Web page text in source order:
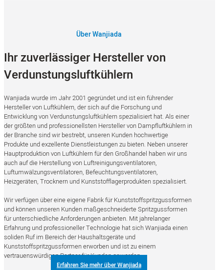
Über Wanjiada
Ihr zuverlässiger Hersteller von
Verdunstungsluftkühlern
Wanjiada wurde im Jahr 2001 gegründet und ist ein führender
Hersteller von Luftkühlern, der sich auf die Forschung und
Entwicklung von Verdunstungsluftkühlern spezialisiert hat. Als einer
der größten und professionellsten Hersteller von Dampfluftkühlern in
der Branche sind wir bestrebt, unseren Kunden hochwertige
Produkte und exzellente Dienstleistungen zu bieten. Neben unserer
Hauptproduktion von Luftkühlern für den Großhandel haben wir uns
auch auf die Herstellung von Luftreinigungsventilatoren,
Luftumwälzungsventilatoren, Befeuchtungsventilatoren,
Heizgeräten, Trocknern und Kunststofflagerprodukten spezialisiert.
Wir verfügen über eine eigene Fabrik für Kunststoffspritzgussformen
und können unseren Kunden maßgeschneiderte Spritzgussformen
für unterschiedliche Anforderungen anbieten. Mit jahrelanger
Erfahrung und professioneller Technologie hat sich Wanjiada einen
soliden Ruf im Bereich der Haushaltsgeräte und
Kunststoffspritzgussformen erworben und ist zu einem
vertrauenswürdigen Partner für Kunden geworden.
Erfahren Sie mehr über Wanjiada